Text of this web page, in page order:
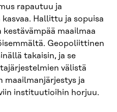
rapautuu ja
Hallittu ja sopuisa
maailmaa
Geopoliittinen
takaisin, ja se
välistä
maailmanjärjestys ja
instituutioihin horjuu.